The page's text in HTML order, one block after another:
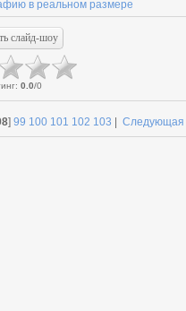
в реальном размере
: 0.0/0
] 99 100 101 102 103 Следующая